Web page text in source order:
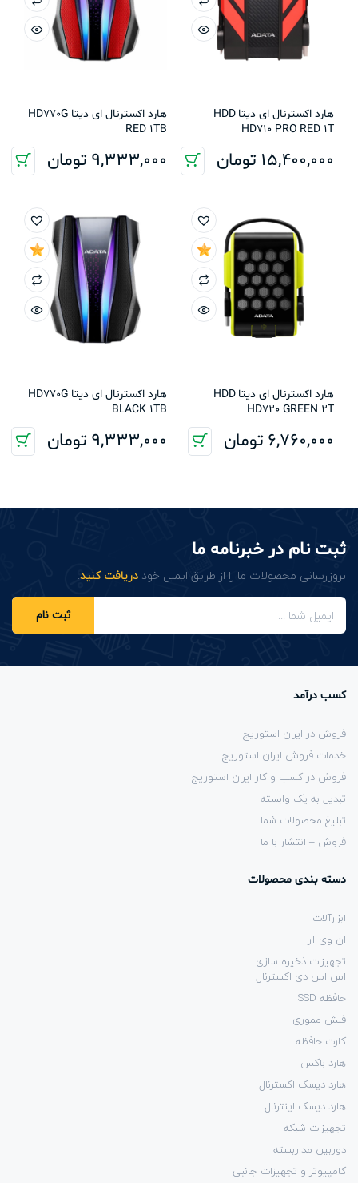
هارد اکسترنال ای دیتا HDD
HD710 PRO RED 1T
15,400,000 تومان
هارد اکسترنال ای دیتا HD770G
RED 1TB
9,333,000 تومان
هارد اکسترنال ای دیتا HDD
HD720 GREEN 2T
6,760,000 تومان
هارد اکسترنال ای دیتا HD770G
BLACK 1TB
9,333,000 تومان
ثبت نام در خبرنامه ما
بروزرسانی محصولات ما را از طریق ایمیل خود دریافت کنید.
ثبت نام
کسب درآمد
فروش در ایران استوریج
خدمات فروش ایران استوریج
فروش در کسب و کار ایران استوریج
تبدیل به یک وابسته
تبلیغ محصولات شما
فروش – انتشار با ما
دسته بندی محصولات
ابزارآلات
ان وی آر
تجهیزات ذخیره سازی
اس اس دی اکسترنال
حافظه SSD
فلش مموری
کارت حافظه
هارد باکس
هارد دیسک اکسترنال
هارد دیسک اینترنال
تجهیزات شبکه
دوربین مداربسته
کامپیوتر و تجهیزات جانبی